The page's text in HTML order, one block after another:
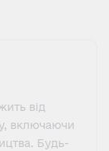
від
включаючи
Будь-